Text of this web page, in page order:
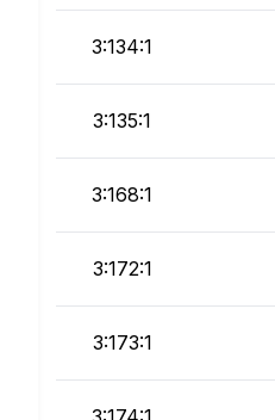
3:134:1
3:135:1
3:168:1
3:172:1
3:173:1